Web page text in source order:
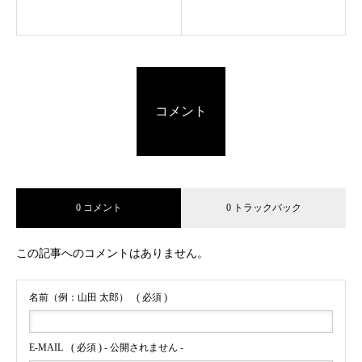
コメント
0 コメント 0 トラックバック
この記事へのコメントはありません。
名前（例：山田 太郎） ( 必須 )
E-MAIL ( 必須 ) - 公開されません -